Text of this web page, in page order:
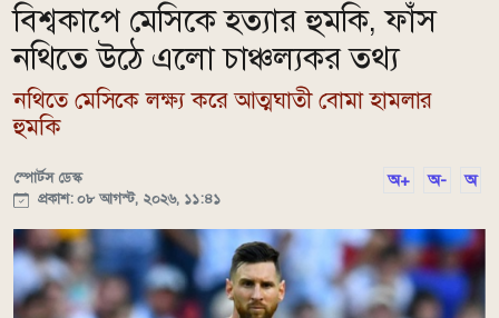
বিশ্বকাপে মেসিকে হত্যার হুমকি, ফাঁস
নথিতে উঠে এলো চাঞ্চল্যকর তথ্য
নথিতে মেসিকে লক্ষ্য করে আত্মঘাতী বোমা হামলার
হুমকি
স্পোর্টস ডেস্ক
প্রকাশ: ০৮ আগস্ট, ২০২৬, ১১:৪১
অ+ অ- অ